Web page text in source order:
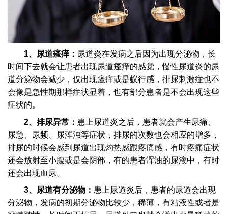
1、尿道瘙痒： 尿道炎在发病之后因为出现分泌物，长
时间下去就会让患者出现尿道瘙痒的感觉，慢性尿道炎的尿
道分泌物会减少，仅出现瘙痒或是蚁行感，排尿刺激症也不
会像是急性期那样症状显着，也有部分患者是不会出现这些
症状的。
2、排尿异常： 患上尿道炎之后，患者就会产生尿痛、
尿急、尿频、尿浑浊等症状，排尿的次数也会相应的增多，
排尿的时候会感到尿道出现灼热感跟疼痛感，有时疼痛症状
还会放射至小腹或是会阴部，有的患者浑浊的尿液中，有时
还会出现血尿。
3、尿道有分泌物： 患上尿道炎后，患者的尿道会出现
分泌物，发病的初期分泌物比较少，稀薄，有粘液性或者是